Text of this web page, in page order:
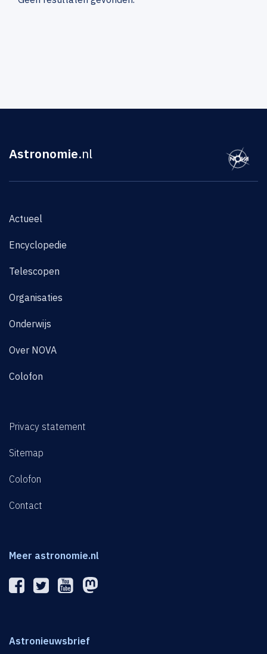
Astronomie.nl
Actueel
Encyclopedie
Telescopen
Organisaties
Onderwijs
Over NOVA
Colofon
Privacy statement
Sitemap
Colofon
Contact
Meer astronomie.nl
Astronieuwsbrief